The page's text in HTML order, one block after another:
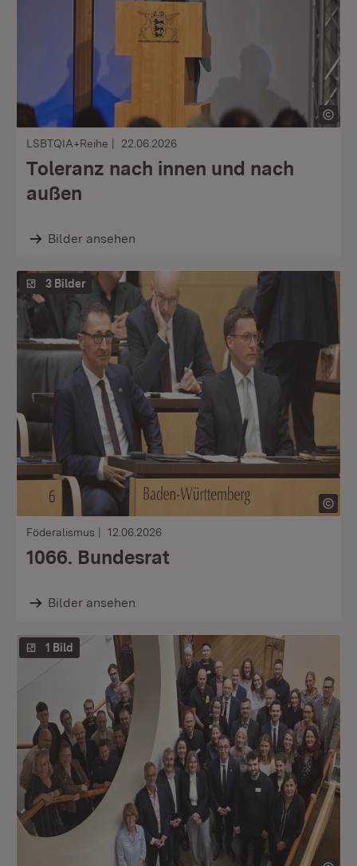
LSBTQIA+Reihe 22.06.2026
Toleranz nach innen und nach
außen
Bilder ansehen
3 Bilder
Föderalismus 12.06.2026
1066. Bundesrat
Bilder ansehen
1 Bild